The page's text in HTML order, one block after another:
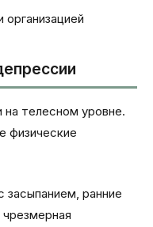
телесном уровне.
физические
засыпанием, ранние